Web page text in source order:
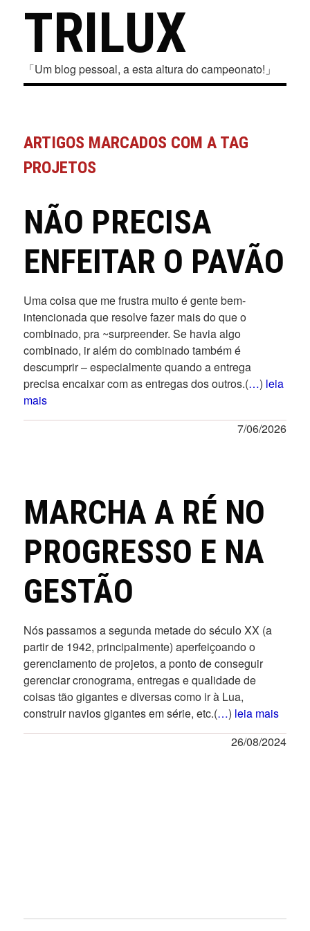
TRILUX
「Um blog pessoal, a esta altura do campeonato!」
ARTIGOS MARCADOS COM A TAG
PROJETOS
NÃO PRECISA
ENFEITAR O PAVÃO
Uma coisa que me frustra muito é gente bem-
intencionada que resolve fazer mais do que o
combinado, pra ~surpreender. Se havia algo
combinado, ir além do combinado também é
descumprir – especialmente quando a entrega
precisa encaixar com as entregas dos outros.(…) leia
mais
7/06/2026
MARCHA A RÉ NO
PROGRESSO E NA
GESTÃO
Nós passamos a segunda metade do século XX (a
partir de 1942, principalmente) aperfeiçoando o
gerenciamento de projetos, a ponto de conseguir
gerenciar cronograma, entregas e qualidade de
coisas tão gigantes e diversas como ir à Lua,
construir navios gigantes em série, etc.(…) leia mais
26/08/2024